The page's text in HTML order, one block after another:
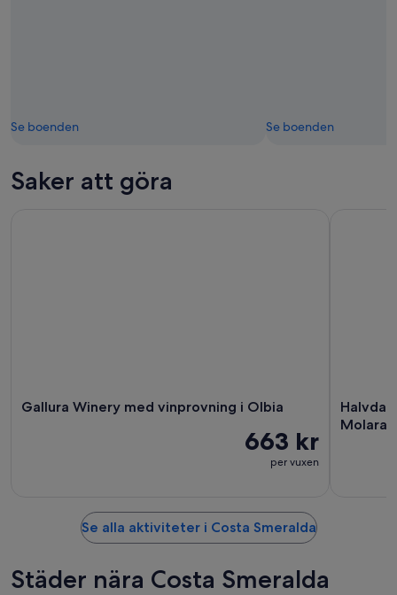
Se boenden Se boenden
Saker att göra
Gallura Winery med vinprovning i Olbia
663 kr
per vuxen
Molara
Se alla aktiviteter i Costa Smeralda
Städer nära Costa Smeralda